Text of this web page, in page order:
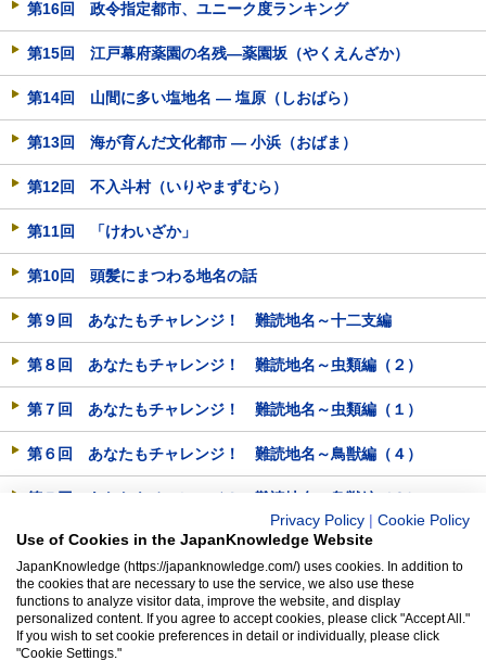
第16回 政令指定都市、ユニーク度ランキング
第15回 江戸幕府薬園の名残―薬園坂（やくえんざか）
第14回 山間に多い塩地名 ― 塩原（しおばら）
第13回 海が育んだ文化都市 ― 小浜（おばま）
第12回 不入斗村（いりやまずむら）
第11回 「けわいざか」
第10回 頭髪にまつわる地名の話
第９回 あなたもチャレンジ！ 難読地名～十二支編
第８回 あなたもチャレンジ！ 難読地名～虫類編（２）
第７回 あなたもチャレンジ！ 難読地名～虫類編（１）
第６回 あなたもチャレンジ！ 難読地名～鳥獣編（４）
第５回 あなたもチャレンジ！ 難読地名～鳥獣編（３）
第４回 あなたもチャレンジ！ 難読地名～鳥獣編（２）
第３回 あなたもチャレンジ！ 難読地名～鳥獣編（１）
第２回 地名に見える「オトメ」と「ウバ」
Privacy Policy
Cookie Policy
Use of Cookies in the JapanKnowledge Website
JapanKnowledge (https://japanknowledge.com/) uses cookies. In addition to
the cookies that are necessary to use the service, we also use these
functions to analyze visitor data, improve the website, and display
personalized content. If you agree to accept cookies, please click "Accept All."
If you wish to set cookie preferences in detail or individually, please click
"Cookie Settings."